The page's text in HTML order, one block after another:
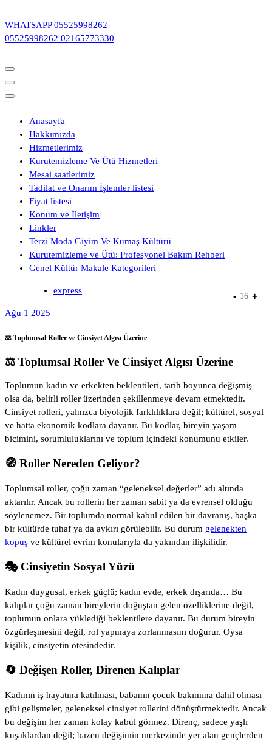
geç
WHATSAPP 05525998262
05525998262 02165773330
Anasayfa
Hakkımızda
Hizmetlerimiz
Kurutemizleme Ve Ütü Hizmetleri
Mesai saatlerimiz
Tadilat ve Onarım İşlemler listesi
Fiyat listesi
Konum ve İletişim
Linkler
Terzi Moda Giyim Ve Kumaş Kültürü
Kurutemizleme ve Ütü: Profesyonel Bakım Rehberi
Genel Kültür Makale Kategorileri
express
Ağu 1 2025
⚖️ Toplumsal Roller ve Cinsiyet Algısı Üzerine
⚖️ Toplumsal Roller Ve Cinsiyet Algısı Üzerine
Toplumun kadın ve erkekten beklentileri, tarih boyunca değişmiş
olsa da, belirli roller üzerinden şekillenmeye devam etmektedir.
Cinsiyet rolleri, yalnızca biyolojik farklılıklara değil; kültürel, sosyal
ve hatta ekonomik kodlara dayanır. Bu kodlar, bireyin yaşam
biçimini, sorumluluklarını ve toplum içindeki konumunu etkiler.
🧭 Roller Nereden Geliyor?
Toplumsal roller, çoğu zaman “geleneksel değerler” adı altında
aktarılır. Ancak bu rollerin her zaman sabit ya da evrensel olduğu
söylenemez. Bir toplumda normal kabul edilen bir davranış, başka
bir kültürde tuhaf ya da aykırı görülebilir. Bu durum gelenekten
kopuş ve kültürel evrim konularıyla da yakından ilişkilidir.
🎭 Cinsiyetin Sosyal Yüzü
Kadın duygusal, erkek güçlü; kadın evde, erkek dışarıda… Bu
kalıplar çoğu zaman bireylerin doğuştan gelen özelliklerine değil,
toplumun onlara yüklediği beklentilere dayanır. Bu durum bireyin
özgürleşmesini değil, rol yapmaya zorlanmasını doğurur. Oysa
kişilik, cinsiyetin ötesindedir.
🔄 Değişen Roller, Direnen Kalıplar
Kadının iş hayatına katılması, babanın çocuk bakımına dahil olması
gibi gelişmeler, geleneksel cinsiyet rollerini dönüştürmektedir. Ancak
bu değişim her zaman kolay kabul görmez. Direnç, sadece yaşlı
kuşaklardan değil; bazen değişimin merkezinde yer alan gençlerden
- 16 +